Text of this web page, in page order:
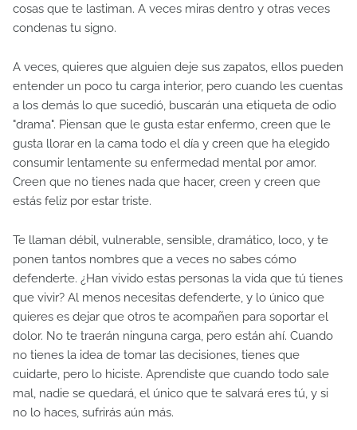
cosas que te lastiman. A veces miras dentro y otras veces
condenas tu signo.
A veces, quieres que alguien deje sus zapatos, ellos pueden
entender un poco tu carga interior, pero cuando les cuentas
a los demás lo que sucedió, buscarán una etiqueta de odio
"drama". Piensan que le gusta estar enfermo, creen que le
gusta llorar en la cama todo el día y creen que ha elegido
consumir lentamente su enfermedad mental por amor.
Creen que no tienes nada que hacer, creen y creen que
estás feliz por estar triste.
Te llaman débil, vulnerable, sensible, dramático, loco, y te
ponen tantos nombres que a veces no sabes cómo
defenderte. ¿Han vivido estas personas la vida que tú tienes
que vivir? Al menos necesitas defenderte, y lo único que
quieres es dejar que otros te acompañen para soportar el
dolor. No te traerán ninguna carga, pero están ahí. Cuando
no tienes la idea de tomar las decisiones, tienes que
cuidarte, pero lo hiciste. Aprendiste que cuando todo sale
mal, nadie se quedará, el único que te salvará eres tú, y si
no lo haces, sufrirás aún más.